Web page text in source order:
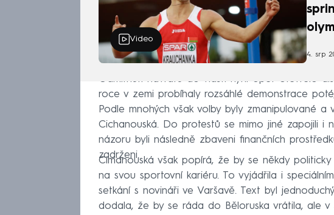
Video
4. srp
Odmítnutí návratu do vlasti nyní opět otevřelo
roce v zemi probíhaly rozsáhlé demonstrace
Podle mnohých však volby byly zmanipulované a
Cichanouská. Do protestů se mimo jiné zapojili i
názoru byli následně zbaveni finančních
zadrženi.
Cimanouská však popírá, že by se někdy
na svou sportovní kariéru. To vyjádřila i
setkání s novináři ve Varšavě. Text byl
dodala, že by se ráda do Běloruska vrátila, ale